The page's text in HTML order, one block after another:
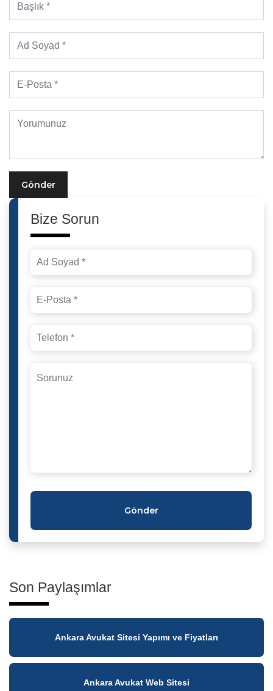
Gönder
Bize Sorun
Gönder
Son Paylaşımlar
Ankara Avukat Sitesi Yapımı ve Fiyatları
Ankara Avukat Web Sitesi